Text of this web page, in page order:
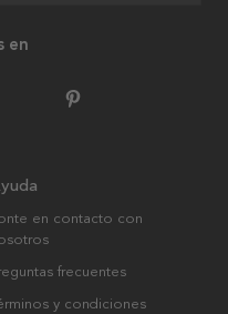
en
en contacto con
frecuentes
y condiciones